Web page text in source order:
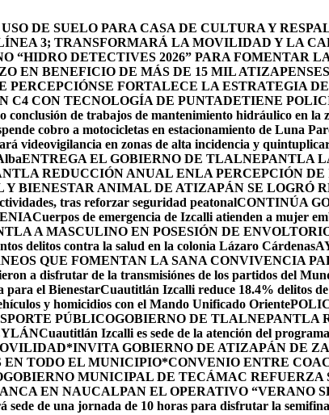
DE SUELO PARA CASA DE CULTURA Y
3; TRANSFORMARÁ LA MOVILIDAD Y LA
“HIDRO DETECTIVES 2026” PARA FOMENTAR
EN BENEFICIO DE MÁS DE 15 MIL ATIZAPENSES
PERCEPCIÓNSE FORTALECE LA ESTRATEGIA
C4 CON TECNOLOGÍA DE PUNTADETIENE
conclusión de trabajos de mantenimiento hidráulico en la
cobro a motocicletas en estacionamiento de Luna
videovigilancia en zonas de alta incidencia y
ENTREGA EL GOBIERNO DE TLALNEPANTLA
REDUCCIÓN ANUAL ENLA PERCEPCIÓN
BIENESTAR ANIMAL DE ATIZAPÁN SE LOGRÓ
tras reforzar seguridad peatonalCONTINÚA
Cuerpos de emergencia de Izcalli atienden a mujer
A MASCULINO EN POSESIÓN DE
delitos contra la salud en la colonia Lázaro Cárdenas
QUE FOMENTAN LA SANA CONVIVENCIA
a disfrutar de la transmisiónes de los partidos del
para el BienestarCuautitlán Izcalli reduce 18.4% delitos
y homicidios con el Mando Unificado Oriente
PÚBLICOGOBIERNO DE TLALNEPANTLA
Cuautitlán Izcalli es sede de la atención del
*INVITA GOBIERNO DE ATIZAPÁN DE
TODO EL MUNICIPIO*CONVENIO ENTRE
GOBIERNO MUNICIPAL DE TECÁMAC
EN NAUCALPAN EL OPERATIVO “VERANO
sede de una jornada de 10 horas para disfrutar la